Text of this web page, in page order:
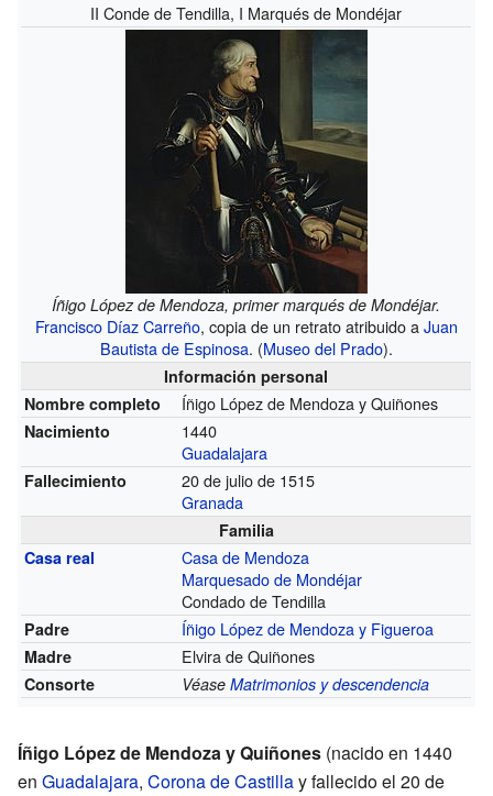
II Conde de Tendilla, I Marqués de Mondéjar
Íñigo López de Mendoza, primer marqués de Mondéjar.
Francisco Díaz Carreño, copia de un retrato atribuido aJuan
Bautista de Espinosa. (Museo del Prado).
Información personal
Nombre completo
Íñigo López de Mendoza y Quiñones
Nacimiento
1440
Guadalajara
Fallecimiento
20 de julio de 1515
Granada
Familia
Casa real
Casa de Mendoza
Marquesado de Mondéjar
Condado de Tendilla
Padre Íñigo López de Mendoza y Figueroa
Madre Elvira de Quiñones
Consorte VéaseMatrimonios y descendencia
Íñigo López de Mendoza y Quiñones (nacido en 1440
en Guadalajara, Corona de Castillay fallecido el 20 de